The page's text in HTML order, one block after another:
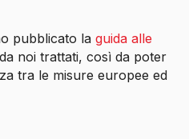
pubblicato la guida alle
noi trattati, così da poter
tra le misure europee ed